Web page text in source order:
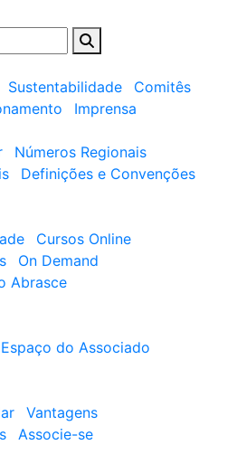
Sustentabilidade
Comitês
Imprensa
Números Regionais
Definições e Convenções
Cursos Online
On Demand
Abrasce
Espaço do Associado
Vantagens
Associe-se